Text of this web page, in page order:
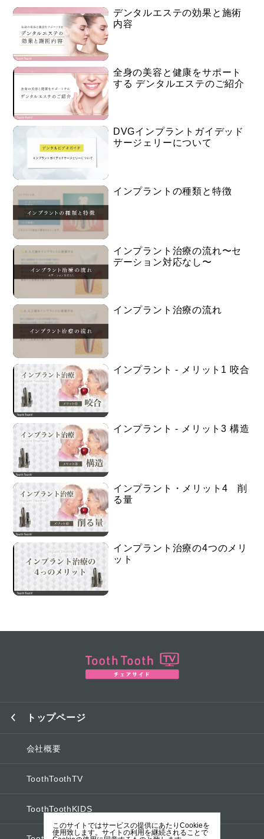
院内掲示パネルでも患者さんに詳しく説明できます！！
詳細は下記リンクより↓
https://toothtooth-
shop.com/%e3%83%91%e3%83%8d%e3%83%ab-5/
デンタルエステの効果と施術
内容
全身の美容と健康をサポート
する デンタルエステのご紹介
DVGインプラントガイデッド
サージェリーについて
インプラントの種類と特徴
インプラント治療の流れ〜セ
デーション対応なし〜
インプラント治療の流れ
インプラント - メリット1 咬合
インプラント - メリット3 構造
インプラント・メリット4 削
る量
インプラント治療の4つのメリ
ット
トップページ
会社概要
ToothToothTV
ToothToothKIDS
このサイトではサービスの提供にあたりCookieを
使用致します。サイトの利用を継続されることで